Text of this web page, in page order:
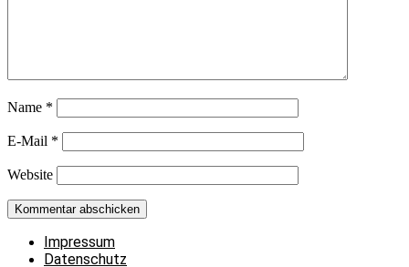
Name *
E-Mail *
Website
Impressum
Datenschutz